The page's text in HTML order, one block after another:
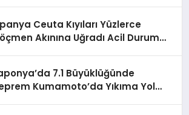
Ceuta Kıyıları Yüzlerce
Akınına Uğradı Acil Durum
7.1 Büyüklüğünde
Kumamoto’da Yıkıma Yol